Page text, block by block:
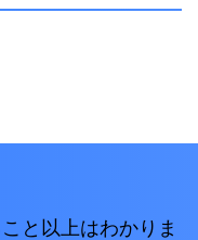
と以上はわかりま